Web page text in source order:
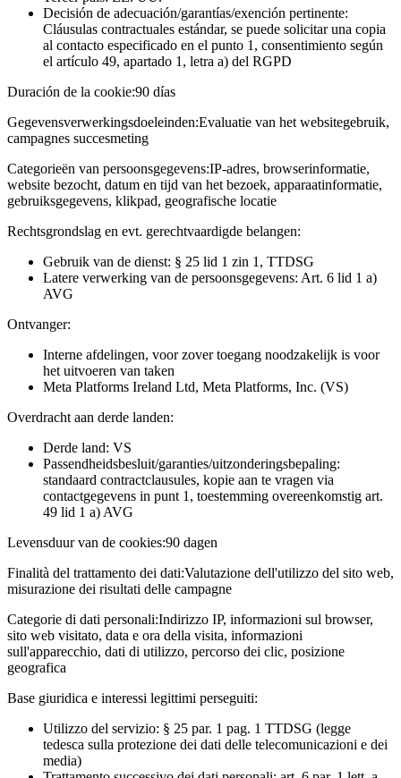
Decisión de adecuación/garantías/exención pertinente:
Cláusulas contractuales estándar, se puede solicitar una copia
al contacto especificado en el punto 1, consentimiento según
el artículo 49, apartado 1, letra a) del RGPD
Duración de la cookie:90 días
Gegevensverwerkingsdoeleinden:Evaluatie van het websitegebruik,
campagnes succesmeting
Categorieën van persoonsgegevens:IP-adres, browserinformatie,
website bezocht, datum en tijd van het bezoek, apparaatinformatie,
gebruiksgegevens, klikpad, geografische locatie
Rechtsgrondslag en evt. gerechtvaardigde belangen:
Gebruik van de dienst: § 25 lid 1 zin 1, TTDSG
Latere verwerking van de persoonsgegevens: Art. 6 lid 1 a)
AVG
Ontvanger:
Interne afdelingen, voor zover toegang noodzakelijk is voor
het uitvoeren van taken
Meta Platforms Ireland Ltd, Meta Platforms, Inc. (VS)
Overdracht aan derde landen:
Derde land: VS
Passendheidsbesluit/garanties/uitzonderingsbepaling:
standaard contractclausules, kopie aan te vragen via
contactgegevens in punt 1, toestemming overeenkomstig art.
49 lid 1 a) AVG
Levensduur van de cookies:90 dagen
Finalità del trattamento dei dati:Valutazione dell'utilizzo del sito web,
misurazione dei risultati delle campagne
Categorie di dati personali:Indirizzo IP, informazioni sul browser,
sito web visitato, data e ora della visita, informazioni
sull'apparecchio, dati di utilizzo, percorso dei clic, posizione
geografica
Base giuridica e interessi legittimi perseguiti:
Utilizzo del servizio: § 25 par. 1 pag. 1 TTDSG (legge
tedesca sulla protezione dei dati delle telecomunicazioni e dei
media)